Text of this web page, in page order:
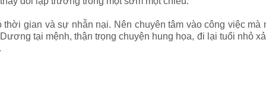
gian và sự nhẫn nại. Nên chuyên tâm vào công việc mà
tại mệnh, thận trọng chuyện hung họa, đi lại tuổi nhỏ